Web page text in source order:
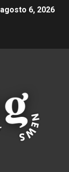
agosto 6, 2026